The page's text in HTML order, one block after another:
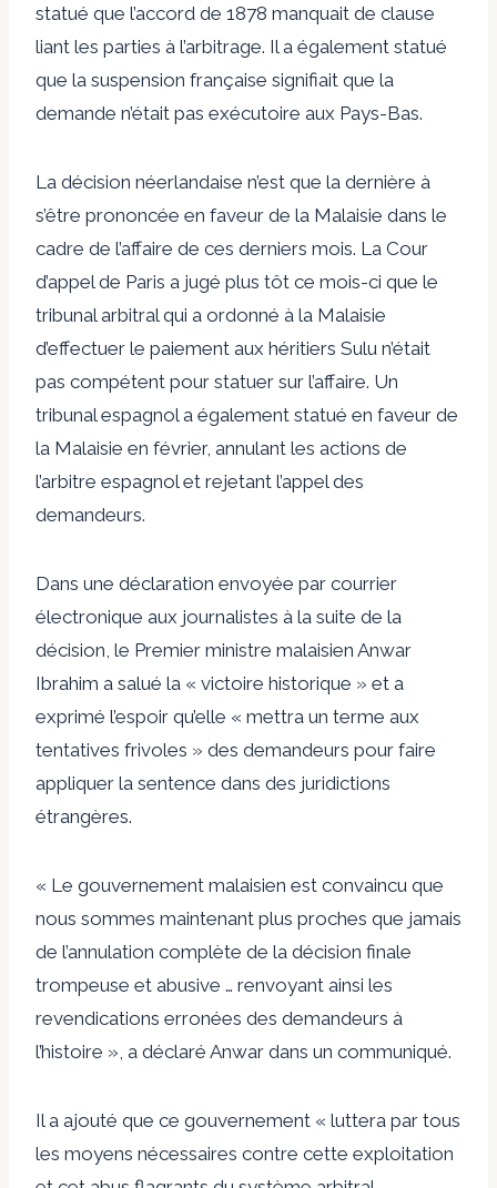
statué que l’accord de 1878 manquait de clause
liant les parties à l’arbitrage. Il a également statué
que la suspension française signifiait que la
demande n’était pas exécutoire aux Pays-Bas.
La décision néerlandaise n’est que la dernière à
s’être prononcée en faveur de la Malaisie dans le
cadre de l’affaire de ces derniers mois. La Cour
d’appel de Paris a jugé plus tôt ce mois-ci que le
tribunal arbitral qui a ordonné à la Malaisie
d’effectuer le paiement aux héritiers Sulu n’était
pas compétent pour statuer sur l’affaire. Un
tribunal espagnol a également statué en faveur de
la Malaisie en février, annulant les actions de
l’arbitre espagnol et rejetant l’appel des
demandeurs.
Dans une déclaration envoyée par courrier
électronique aux journalistes à la suite de la
décision, le Premier ministre malaisien Anwar
Ibrahim a salué la « victoire historique » et a
exprimé l’espoir qu’elle « mettra un terme aux
tentatives frivoles » des demandeurs pour faire
appliquer la sentence dans des juridictions
étrangères.
« Le gouvernement malaisien est convaincu que
nous sommes maintenant plus proches que jamais
de l’annulation complète de la décision finale
trompeuse et abusive … renvoyant ainsi les
revendications erronées des demandeurs à
l’histoire », a déclaré Anwar dans un communiqué.
Il a ajouté que ce gouvernement « luttera par tous
les moyens nécessaires contre cette exploitation